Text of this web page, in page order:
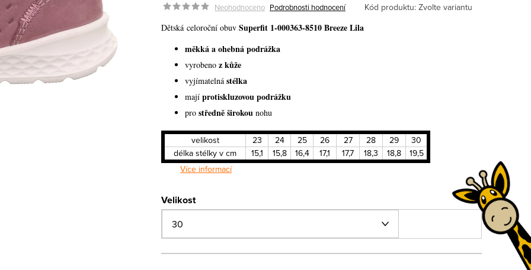
Neohodnoceno Podrobnosti hodnocení Kód produktu: Zvolte variantu
Dětská celoroční obuv Superfit 1-000363-8510 Breeze Lila
měkká a ohebná podrážka
vyrobeno z kůže
vyjímatelná stélka
mají protiskluzovou podrážku
pro středně širokou nohu
velikost 23 24 25 26 27 28 29
30
délka stélky v cm
15,1 15,8 16,4 17,1 17,7 18,3 18,8
19,5
Více informací
Velikost